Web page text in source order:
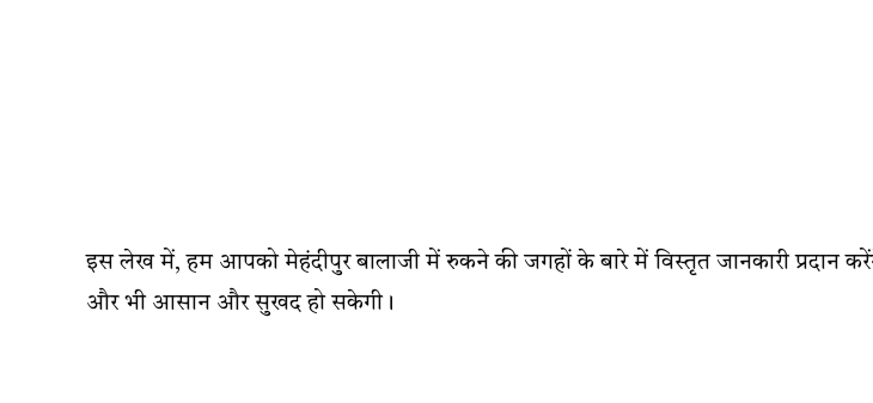
इस लेख में, हम आपको मेहंदीपुर बालाजी में रुकने की जगहों के बारे में विस्तृत जानकारी प्रदान
और भी आसान और सुखद हो सकेगी।